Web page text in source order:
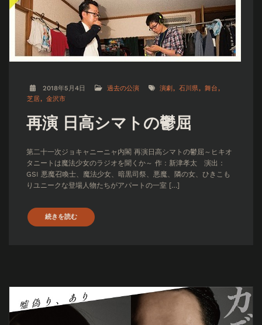
2018年5月4日 過去の公演 演劇 石川県
舞台
芝居
金沢市
再演 日高シマトの鬱屈
第二十一次ジョキャニーニャ内閣 再演日高シマトの鬱屈～ヒキオ
タニートは魔法少女のラジオを聞くか～ 作：新津孝太 演出：
GSI 悪魔召喚士、魔法少女、暗黒司祭、悪魔、隣の女、ひきこも
りユニークな登場人物たちがアパートの一室 […]
続きを読む